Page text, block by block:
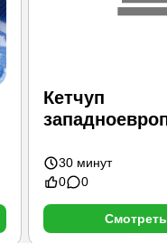
Кетчуп
30 минут
0
0